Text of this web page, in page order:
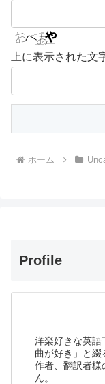
上に表示された文
ホーム
Profile
洋楽好きな英語
曲が好き」と綴
作者、翻訳者様
ん。